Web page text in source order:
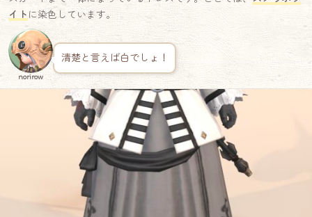
イト に染色しています。
norirow
清楚と言えば白でしょ！